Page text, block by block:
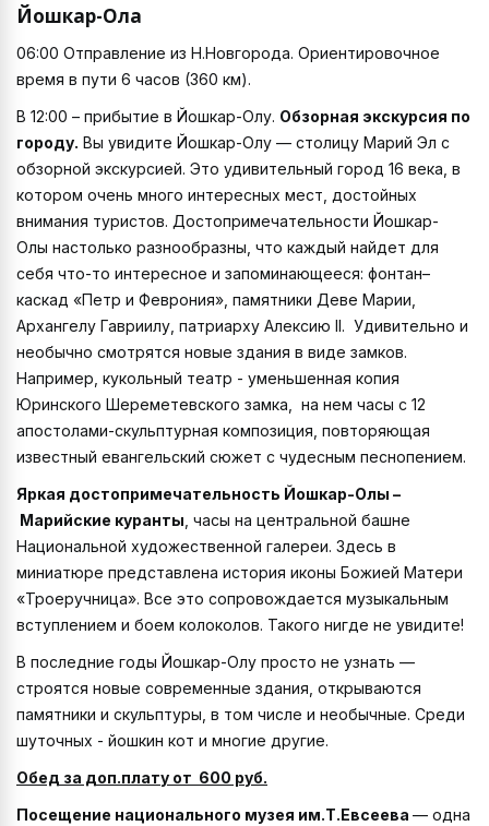
Йошкар-Ола
06:00 Отправление из Н.Новгорода. Ориентировочное
время в пути 6 часов (360 км).
В 12:00 – прибытие в Йошкар-Олу. Обзорная экскурсия по
городу. Вы увидите Йошкар-Олу — столицу Марий Эл с
обзорной экскурсией. Это удивительный город 16 века, в
котором очень много интересных мест, достойных
внимания туристов. Достопримечательности Йошкар-
Олы настолько разнообразны, что каждый найдет для
себя что-то интересное и запоминающееся: фонтан–
каскад «Петр и Феврония», памятники Деве Марии,
Архангелу Гавриилу, патриарху Алексию II. Удивительно и
необычно смотрятся новые здания в виде замков.
Например, кукольный театр - уменьшенная копия
Юринского Шереметевского замка, на нем часы с 12
апостолами-скульптурная композиция, повторяющая
известный евангельский сюжет с чудесным песнопением.
Яркая достопримечательность Йошкар-Олы –
Марийские куранты , часы на центральной башне
Национальной художественной галереи. Здесь в
миниатюре представлена история иконы Божией Матери
«Троеручница». Все это сопровождается музыкальным
вступлением и боем колоколов. Такого нигде не увидите!
В последние годы Йошкар-Олу просто не узнать —
строятся новые современные здания, открываются
памятники и скульптуры, в том числе и необычные. Среди
шуточных - йошкин кот и многие другие.
Обед за доп.плату от 600 руб.
Посещение национального музея им.Т.Евсеева — одна